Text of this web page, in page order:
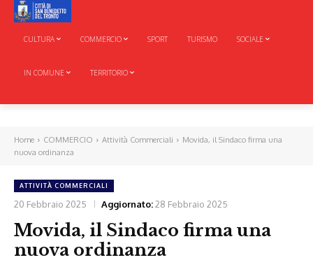
CULTURA COMMERCIO SPORT TURISMO SOCIALE
IN COMUNE TERRITORIO
Home COMMERCIO Attività Commerciali
Movida, il Sindaco firma una
nuova ordinanza
ATTIVITÀ COMMERCIALI
20 Febbraio 2025 Aggiornato: 28 Febbraio 2025
Movida, il Sindaco firma una
nuova ordinanza